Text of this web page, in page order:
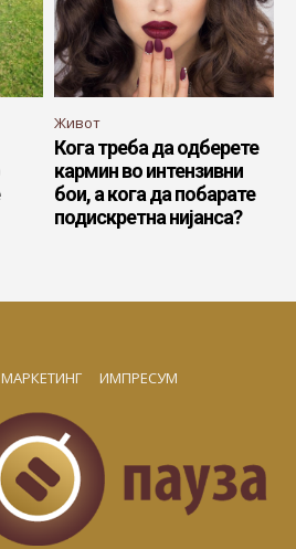
Живот
Кога треба да одберете
кармин во интензивни
бои, а кога да побарате
подискретна нијанса?
МАРКЕТИНГ ИМПРЕСУМ